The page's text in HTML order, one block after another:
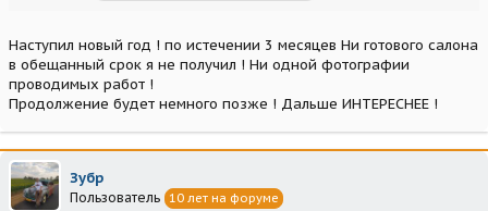
Наступил новый год ! по истечении 3 месяцев Ни готового салона
в обещанный срок я не получил ! Ни одной фотографии
проводимых работ !
Продолжение будет немного позже ! Дальше ИНТЕРЕСНЕЕ !
Зубр
Пользователь 10 лет на форуме